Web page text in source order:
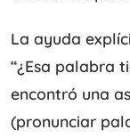
La ayuda
“¿Esa palabra
encontró una
(pronunciar